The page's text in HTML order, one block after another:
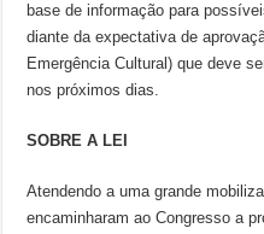
base de informação para
diante da expectativa de
Emergência Cultural) que deve
nos próximos dias.
SOBRE A LEI
Atendendo a uma grande
encaminharam ao Congresso a